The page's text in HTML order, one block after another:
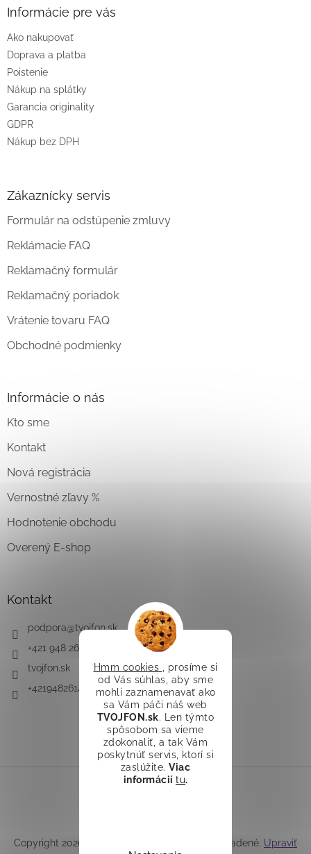
Hmm cookies
, prosíme si
od Vás súhlas, aby sme
mohli zaznamenavať ako
sa Vám páči náš web
TVOJFON.sk. Len týmto
spôsobom sa vieme
zdokonaliť, a tak Vám
poskytnúť servis, ktorí si
zaslúžite.Viac
informácií tu.
Informácie pre vás
Ako nakupovať
Doprava a platba
Poistenie
Nákup na splátky
Garancia originality
GDPR
Nákup bez DPH
Zákaznícky servis
Formulár na odstúpenie zmluvy
Reklámacie FAQ
Reklamačný formulár
Reklamačný poriadok
Vrátenie tovaru FAQ
Obchodné podmienky
Informácie o nás
Kto sme
Kontakt
Nová registrácia
Vernostné zľavy %
Hodnotenie obchodu
Overený E-shop
Kontakt
podpora@tvojfon.sk
+421 948 261 491
tvojfon.sk
+421948261491
Copyright 2026 . Všetky práva vyhradené. Upraviť